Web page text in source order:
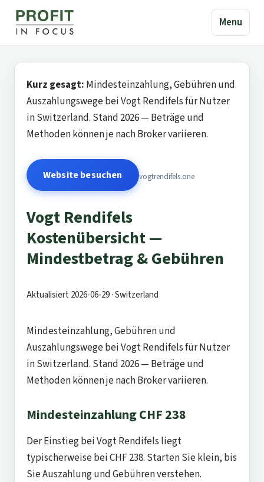
Menu
Kurz gesagt: Mindesteinzahlung, Gebühren und
Auszahlungswege bei Vogt Rendifels für Nutzer
in Switzerland. Stand 2026 — Beträge und
Methoden können je nach Broker variieren.
Website besuchen vogtrendifels.one
Vogt Rendifels
Kostenübersicht —
Mindestbetrag & Gebühren
Aktualisiert 2026-06-29 · Switzerland
Mindesteinzahlung, Gebühren und
Auszahlungswege bei Vogt Rendifels für Nutzer
in Switzerland. Stand 2026 — Beträge und
Methoden können je nach Broker variieren.
Mindesteinzahlung CHF 238
Der Einstieg bei Vogt Rendifels liegt
typischerweise bei CHF 238. Starten Sie klein, bis
Sie Auszahlung und Gebühren verstehen.